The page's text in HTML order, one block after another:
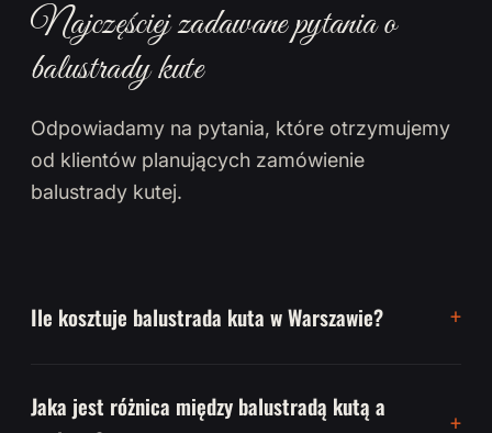
Najczęściej zadawane pytania o
balustrady kute
Odpowiadamy na pytania, które otrzymujemy
od klientów planujących zamówienie
balustrady kutej.
Ile kosztuje balustrada kuta w Warszawie?
Jaka jest różnica między balustradą kutą a